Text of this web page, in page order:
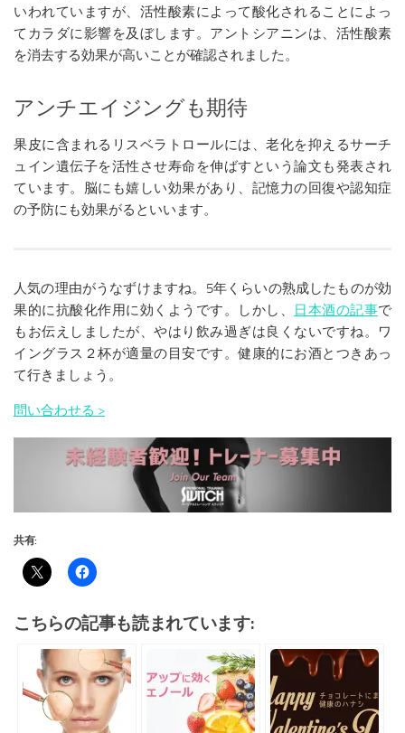
いわれていますが、活性酸素によって酸化されることによっ
てカラダに影響を及ぼします。アントシアニンは、活性酸素
を消去する効果が高いことが確認されました。
アンチエイジングも期待
果皮に含まれるリスベラトロールには、老化を抑えるサーチ
ュイン遺伝子を活性させ寿命を伸ばすという論文も発表され
ています。脳にも嬉しい効果があり、記憶力の回復や認知症
の予防にも効果がるといいます。
人気の理由がうなずけますね。5年くらいの熟成したものが効
果的に抗酸化作用に効くようです。しかし、
日本酒の記事で
もお伝えしましたが、やはり飲み過ぎは良くないですね。ワ
イングラス２杯が適量の目安です。健康的にお酒とつきあっ
て行きましょう。
問い合わせる >
共有:
こちらの記事も読まれています: